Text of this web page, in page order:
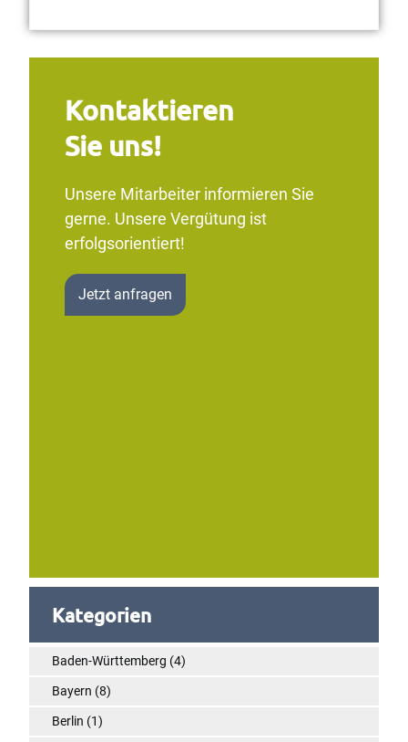
Kontaktieren
Sie uns!
Unsere Mitarbeiter informieren Sie
gerne. Unsere Vergütung ist
erfolgsorientiert!
Jetzt anfragen
Kategorien
Baden-Württemberg (4)
Bayern (8)
Berlin (1)